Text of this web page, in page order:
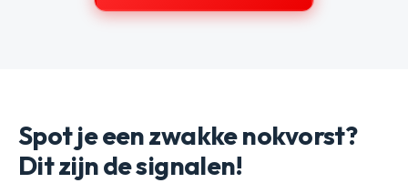
Spot je een zwakke nokvorst?
Dit zijn de signalen!